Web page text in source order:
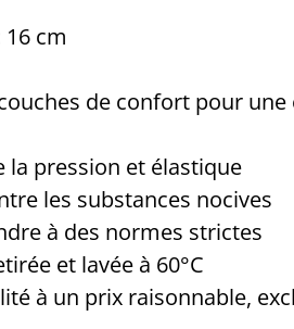
cm
de confort pour
la pression et élastique
les substances nocives
à des normes strictes
et lavée à 60°C
à un prix raisonnable,